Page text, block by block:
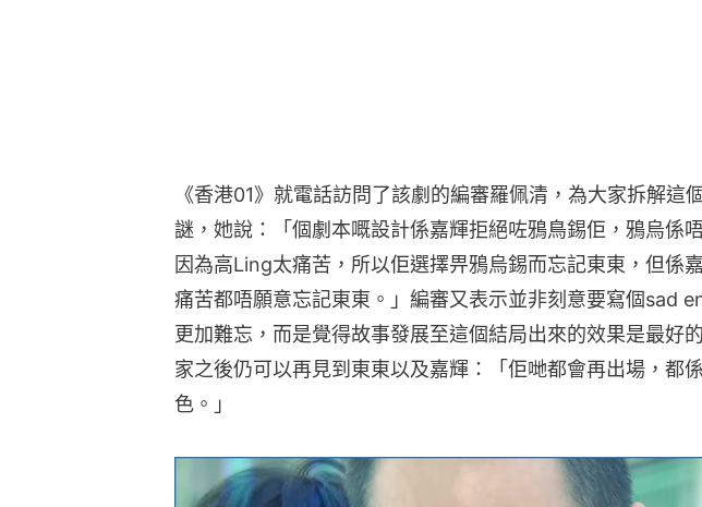
《香港01》就電話訪問了該劇的編審羅佩清，為大家拆解這
謎，她說：「個劇本嘅設計係嘉輝拒絕咗鴉鳥錫佢，鴉烏係
因為高Ling太痛苦，所以佢選擇畀鴉烏錫而忘記東東，但係
痛苦都唔願意忘記東東。」編審又表示並非刻意要寫個sad
更加難忘，而是覺得故事發展至這個結局出來的效果是最好
家之後仍可以再見到東東以及嘉輝：「佢哋都會再出場，都
色。」